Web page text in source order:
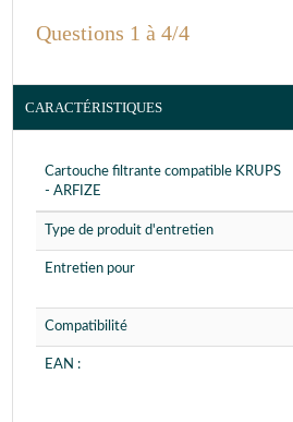
Questions 1 à 4/4
CARACTÉRISTIQUES
Cartouche filtrante compatible KRUPS
- ARFIZE
Type de produit d'entretien
Entretien pour
Compatibilité
EAN :